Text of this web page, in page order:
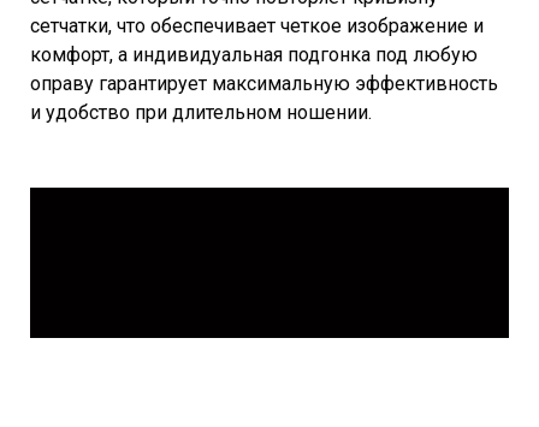
сетчатки, что обеспечивает четкое изображение и
комфорт, а индивидуальная подгонка под любую
оправу гарантирует максимальную эффективность
и удобство при длительном ношении.